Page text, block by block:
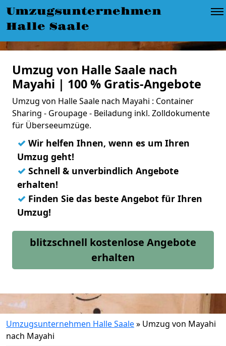
Umzugsunternehmen
Halle Saale
Umzug von Halle Saale nach
Mayahi | 100 % Gratis-Angebote
Umzug von Halle Saale nach Mayahi : Container
Sharing - Groupage - Beiladung inkl. Zolldokumente
für Überseeumzüge.
✓ Wir helfen Ihnen, wenn es um Ihren
Umzug geht!
✓ Schnell & unverbindlich Angebote
erhalten!
✓ Finden Sie das beste Angebot für Ihren
Umzug!
blitzschnell kostenlose Angebote
erhalten
Umzugsunternehmen Halle Saale» Umzug von Mayahi
nach Mayahi